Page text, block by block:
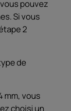
pouvez
Si vous
2
de
mm, vous
choisi un